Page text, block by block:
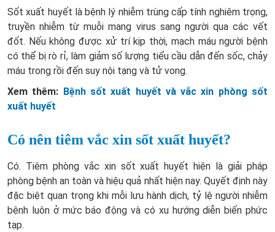
Sốt xuất huyết là bệnh lý nhiễm trùng cấp tính nghiêm trọng,
truyền nhiễm từ muỗi mang virus sang người qua các vết
đốt. Nếu không được xử trí kịp thời, mạch máu người bệnh
có thể bị rò rỉ, làm giảm số lượng tiểu cầu dẫn đến sốc, chảy
máu trong rồi đến suy nội tạng và tử vong.
Xem thêm: Bệnh sốt xuất huyết và vắc xin phòng sốt
xuất huyết
Có nên tiêm vắc xin sốt xuất huyết?
Có. Tiêm phòng vắc xin sốt xuất huyết hiện là giải pháp
phòng bệnh an toàn và hiệu quả nhất hiện nay. Quyết định này
đặc biệt quan trọng khi mỗi lưu hành dịch, tỷ lệ người nhiễm
bệnh luôn ở mức báo động và có xu hướng diễn biến phức
tạp.